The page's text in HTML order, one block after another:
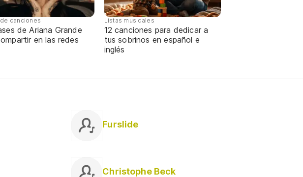
canciones
de Ariana Grande
en las redes
Listas musicales
12 canciones para dedicar a
tus sobrinos en español e
inglés
Furslide
Christophe Beck